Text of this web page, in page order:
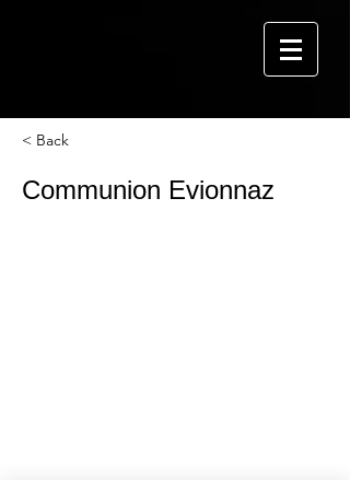
< Back
Communion Evionnaz